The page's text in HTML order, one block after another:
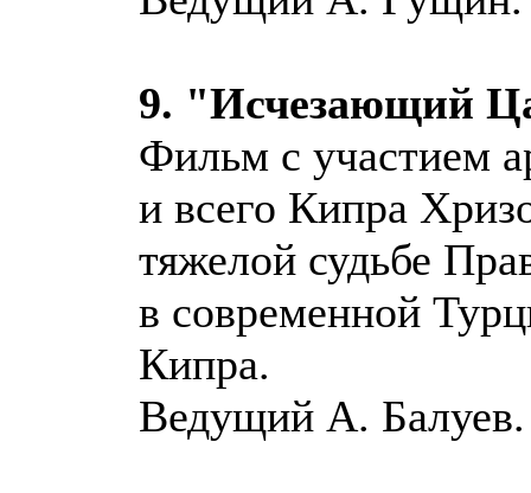
9. "Исчезающий
Фильм с участием
и всего Кипра
тяжелой судьбе
в современной
Кипра.
Ведущий А. Балуев.